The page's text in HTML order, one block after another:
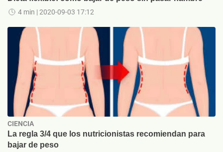
4 min | 2020-09-03 17:12
CIENCIA
La regla 3/4 que los nutricionistas recomiendan para
bajar de peso